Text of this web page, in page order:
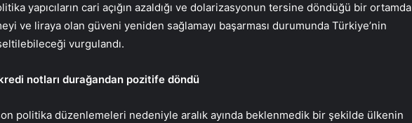
yapıcıların cari açığın azaldığı ve dolarizasyonun tersine döndüğü bir ortamda
ve liraya olan güveni yeniden sağlamayı başarması durumunda Türkiye’nin
vurgulandı.
notları durağandan pozitife döndü
politika düzenlemeleri nedeniyle aralık ayında beklenmedik bir şekilde ülkenin